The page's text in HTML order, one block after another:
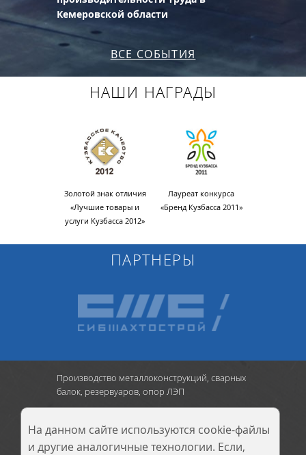
Кемеровской области
ВСЕ СОБЫТИЯ
НАШИ НАГРАДЫ
Золотой знак отличия
«Лучшие товары и
услуги Кузбасса 2012»
Лауреат конкурса
«Бренд Кузбасса 2011»
ПАРТНЕРЫ
Производство металлоконструкций, сварных
балок, резервуаров, опор ЛЭП
г. Новокузнецк:Кузнецкое шоссе, д.9,
тел.: 8 (3843) 900-290
На данном сайте используются cookie-файлы
и другие аналогичные технологии. Если,